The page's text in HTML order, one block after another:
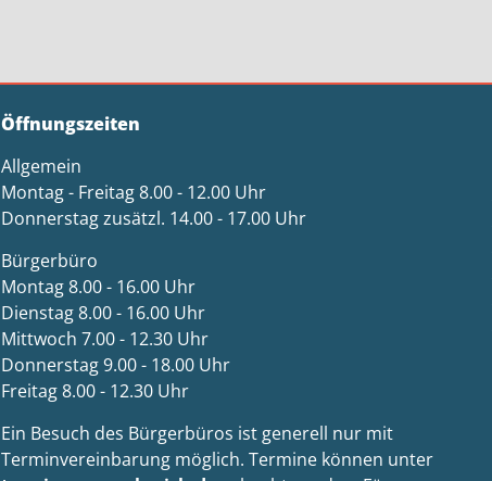
Öffnungszeiten
Allgemein
Montag - Freitag 8.00 - 12.00 Uhr
Donnerstag zusätzl. 14.00 - 17.00 Uhr
Bürgerbüro
Montag 8.00 - 16.00 Uhr
Dienstag 8.00 - 16.00 Uhr
Mittwoch 7.00 - 12.30 Uhr
Donnerstag 9.00 - 18.00 Uhr
Freitag 8.00 - 12.30 Uhr
Ein Besuch des Bürgerbüros ist generell nur mit
Terminvereinbarung möglich. Termine können unter